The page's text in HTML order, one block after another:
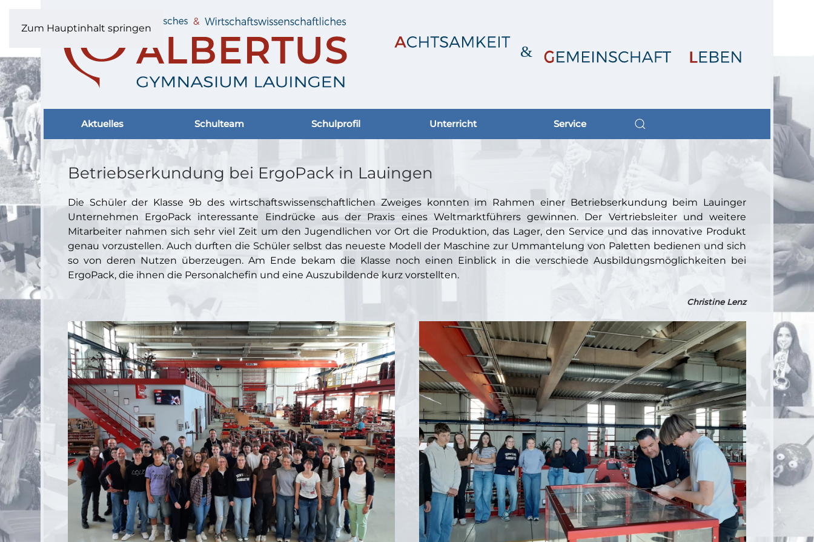
Zum Hauptinhalt springen
Aktuelles Schulteam Schulprofil Unterricht Service
Betriebserkundung bei ErgoPack in Lauingen
Die Schüler der Klasse 9b des wirtschaftswissenschaftlichen Zweiges konnten im Rahmen einer Betriebserkundung beim Lauinger
Unternehmen ErgoPack interessante Eindrücke aus der Praxis eines Weltmarktführers gewinnen. Der Vertriebsleiter und weitere
Mitarbeiter nahmen sich sehr viel Zeit um den Jugendlichen vor Ort die Produktion, das Lager, den Service und das innovative Produkt
genau vorzustellen. Auch durften die Schüler selbst das neueste Modell der Maschine zur Ummantelung von Paletten bedienen und sich
so von deren Nutzen überzeugen. Am Ende bekam die Klasse noch einen Einblick in die verschiede Ausbildungsmöglichkeiten bei
ErgoPack, die ihnen die Personalchefin und eine Auszubildende kurz vorstellten.
Christine Lenz
Vergrößern Vergrößern